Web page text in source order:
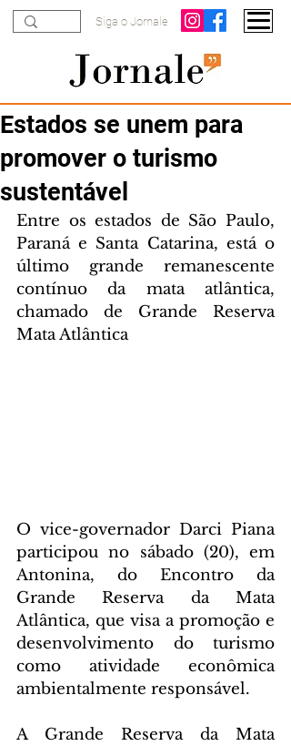
Siga o Jornale
Estados se unem para
promover o turismo
sustentável
Entre os estados de São Paulo,
Paraná e Santa Catarina, está o
último grande remanescente
contínuo da mata atlântica,
chamado de Grande Reserva
Mata Atlântica
O vice-governador Darci Piana
participou no sábado (20), em
Antonina, do Encontro da
Grande Reserva da Mata
Atlântica, que visa a promoção e
desenvolvimento do turismo
como atividade econômica
ambientalmente responsável.
A Grande Reserva da Mata